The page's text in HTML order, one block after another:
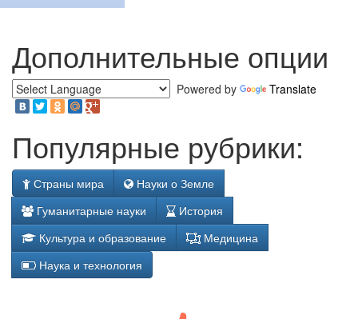
Дополнительные опции
Powered by Translate
Популярные рубрики:
Страны мира
Науки о Земле
Гуманитарные науки
История
Культура и образование
Медицина
Наука и технология